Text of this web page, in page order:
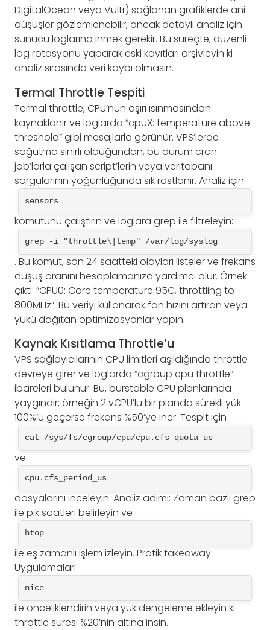
DigitalOcean veya Vultr) sağlanan grafiklerde ani
düşüşler gözlemlenebilir, ancak detaylı analiz için
sunucu loglarına inmek gerekir. Bu süreçte, düzenli
log rotasyonu yaparak eski kayıtları arşivleyin ki
analiz sırasında veri kaybı olmasın.
Termal Throttle Tespiti
Termal throttle, CPU’nun aşırı ısınmasından
kaynaklanır ve loglarda “cpuX: temperature above
threshold” gibi mesajlarla görünür. VPS’lerde
soğutma sınırlı olduğundan, bu durum cron
job’larla çalışan script’lerin veya veritabanı
sorgularının yoğunluğunda sık rastlanır. Analiz için
sensors
komutunu çalıştırın ve loglara grep ile filtreleyin:
grep -i "throttle\|temp" /var/log/syslog
. Bu komut, son 24 saatteki olayları listeler ve frekans
düşüş oranını hesaplamanıza yardımcı olur. Örnek
çıktı: “CPU0: Core temperature 95C, throttling to
800MHz”. Bu veriyi kullanarak fan hızını artıran veya
yükü dağıtan optimizasyonlar yapın.
Kaynak Kısıtlama Throttle’u
VPS sağlayıcılarının CPU limitleri aşıldığında throttle
devreye girer ve loglarda “cgroup cpu throttle”
ibareleri bulunur. Bu, burstable CPU planlarında
yaygındır; örneğin 2 vCPU’lu bir planda sürekli yük
100%’ü geçerse frekans %50’ye iner. Tespit için
cat /sys/fs/cgroup/cpu/cpu.cfs_quota_us
ve
cpu.cfs_period_us
dosyalarını inceleyin. Analiz adımı: Zaman bazlı grep
ile pik saatleri belirleyin ve
htop
ile eş zamanlı işlem izleyin. Pratik takeaway:
Uygulamaları
nice
ile önceliklendirin veya yük dengeleme ekleyin ki
throttle süresi %20’nin altına insin.